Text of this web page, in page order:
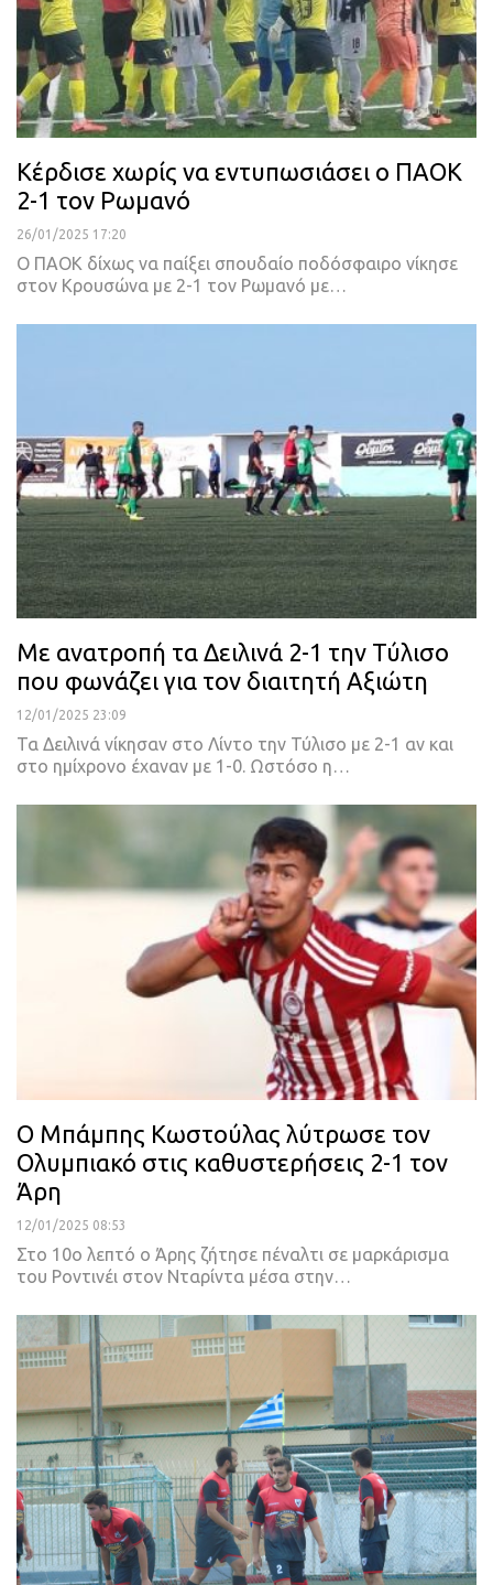
Κέρδισε χωρίς να εντυπωσιάσει ο ΠΑΟΚ
2-1 τον Ρωμανό
26/01/2025 17:20
Ο ΠΑΟΚ δίχως να παίξει σπουδαίο ποδόσφαιρο νίκησε
στον Κρουσώνα με 2-1 τον Ρωμανό με…
Με ανατροπή τα Δειλινά 2-1 την Τύλισο
που φωνάζει για τον διαιτητή Αξιώτη
12/01/2025 23:09
Τα Δειλινά νίκησαν στο Λίντο την Τύλισο με 2-1 αν και
στο ημίχρονο έχαναν με 1-0. Ωστόσο η…
Ο Μπάμπης Κωστούλας λύτρωσε τον
Ολυμπιακό στις καθυστερήσεις 2-1 τον
Άρη
12/01/2025 08:53
Στο 10ο λεπτό ο Άρης ζήτησε πέναλτι σε μαρκάρισμα
του Ροντινέι στον Νταρίντα μέσα στην…